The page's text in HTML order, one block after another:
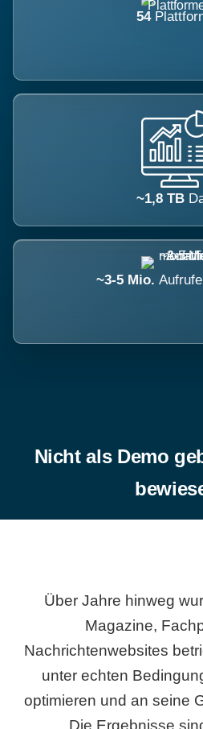
54
~1,8 TB
~3-5 Mio.
Nicht als Demo
Über Jahre hinweg
Magazine,
Nachrichtenwebsites
unter echten
optimieren und an seine
Die Ergebnisse